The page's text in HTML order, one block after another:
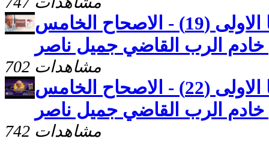
كنوز مخفيّه "رسالة يوحنا الاولى (19) - الاصحاح الخامس
702 مشاهدات
كنوز مخفيّه "رسالة يوحنا الاولى (22) - الاصحاح الخامس
742 مشاهدات